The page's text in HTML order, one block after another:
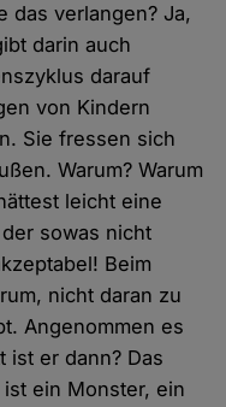
das verlangen? Ja,
darin auch
darauf
von Kindern
Sie fressen sich
Warum? Warum
leicht eine
sowas nicht
Beim
nicht daran zu
Angenommen es
ist er dann? Das
ein Monster, ein